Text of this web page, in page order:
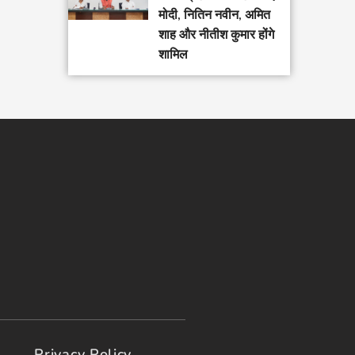
मोदी, नितिन नवीन, अमित
शाह और नीतीश कुमार होंगे
शामिल